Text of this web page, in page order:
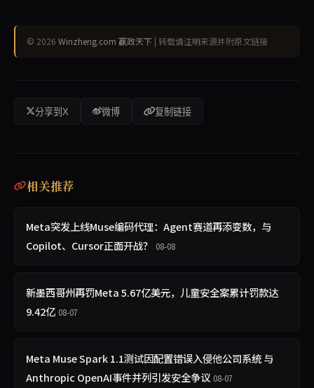
© 2026 Winzheng.com 赢政天下 | 转载请注明来源并附原文链接
分享到X 微博 复制链接
相关推荐
Meta突发上线Muse编码代理：Agent赛道再添变数，与
Copilot、Cursor正面开战？
08-08
新墨西哥州再罚Meta 5.67亿美元，儿童安全案累计罚款达
9.42亿 08-07
Meta Muse Spark 1.1测试因配置错误入侵他公司系统 与
Anthropic OpenAI事件并列引发安全争议 08-07